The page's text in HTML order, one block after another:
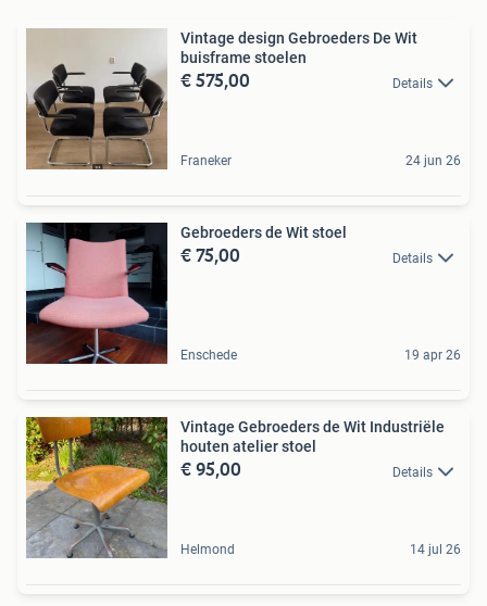
Vintage design Gebroeders De Wit
buisframe stoelen
€ 575,00 Details
Franeker 24 jun 26
Gebroeders de Wit stoel
€ 75,00 Details
Enschede 19 apr 26
Vintage Gebroeders de Wit Industriële
houten atelier stoel
€ 95,00 Details
Helmond 14 jul 26